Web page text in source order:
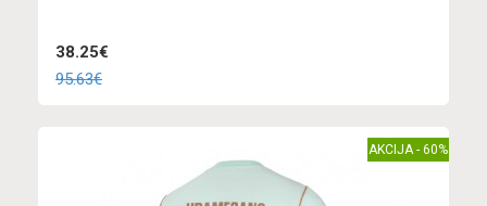
38.25€
95.63€
AKCIJA - 60%